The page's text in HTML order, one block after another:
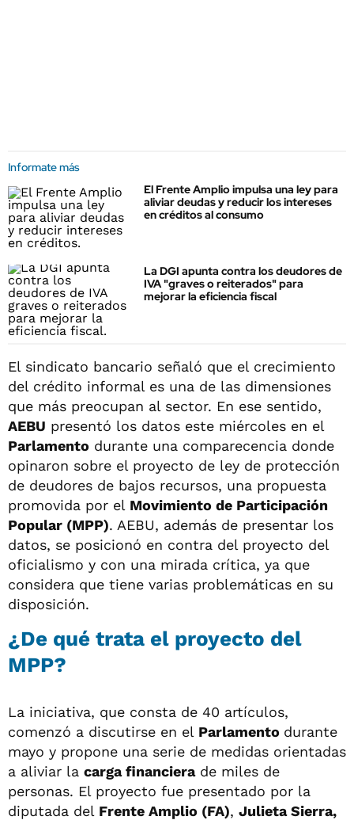
Informate más
El Frente Amplio impulsa una ley para
aliviar deudas y reducir los intereses
en créditos al consumo
La DGI apunta contra los deudores de
IVA "graves o reiterados" para
mejorar la eficiencia fiscal
El sindicato bancario señaló que el crecimiento
del crédito informal es una de las dimensiones
que más preocupan al sector. En ese sentido,
AEBU presentó los datos este miércoles en el
Parlamento durante una comparecencia donde
opinaron sobre el proyecto de ley de protección
de deudores de bajos recursos, una propuesta
promovida por el Movimiento de Participación
Popular (MPP). AEBU, además de presentar los
datos, se posicionó en contra del proyecto del
oficialismo y con una mirada crítica, ya que
considera que tiene varias problemáticas en su
disposición.
¿De qué trata el proyecto del
MPP?
La iniciativa, que consta de 40 artículos,
comenzó a discutirse en el Parlamento durante
mayo y propone una serie de medidas orientadas
a aliviar la carga financierade miles de
personas. El proyecto fue presentado por la
diputada del Frente Amplio (FA), Julieta Sierra,